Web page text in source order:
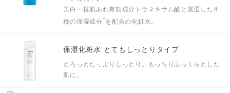
美白・抗肌あれ有効成分トラネキサム酸と 厳選した4
種の保湿成分 *を配合の化粧水。
保湿化粧水 とてもしっとりタイプ
とろっとたっぷりしっとり。もっちりふっくらとした
肌に。